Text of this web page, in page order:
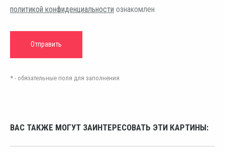
политикой конфиденциальности ознакомлен
* - обязательные поля для заполнения
ВАС ТАКЖЕ МОГУТ ЗАИНТЕРЕСОВАТЬ ЭТИ КАРТИНЫ: